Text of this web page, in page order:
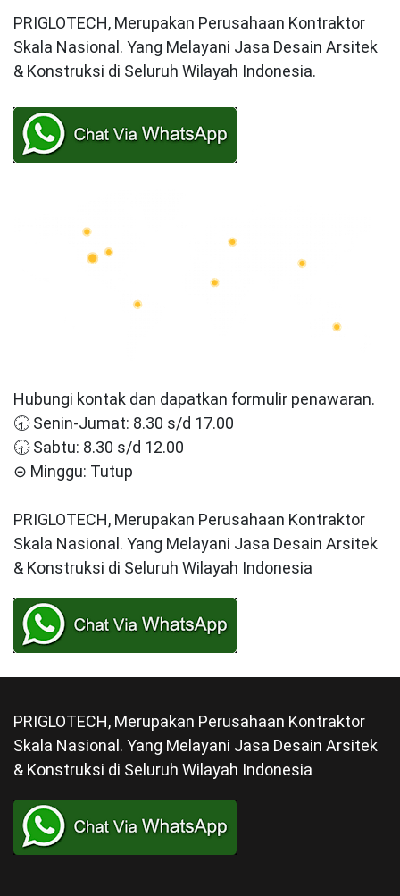
PRIGLOTECH, Merupakan Perusahaan Kontraktor
Skala Nasional. Yang Melayani Jasa Desain Arsitek
& Konstruksi di Seluruh Wilayah Indonesia.
Hubungi kontak dan dapatkan formulir penawaran.
🕣 Senin-Jumat: 8.30 s/d 17.00
🕣 Sabtu: 8.30 s/d 12.00
⊝ Minggu: Tutup
PRIGLOTECH, Merupakan Perusahaan Kontraktor
Skala Nasional. Yang Melayani Jasa Desain Arsitek
& Konstruksi di Seluruh Wilayah Indonesia
PRIGLOTECH, Merupakan Perusahaan Kontraktor
Skala Nasional. Yang Melayani Jasa Desain Arsitek
& Konstruksi di Seluruh Wilayah Indonesia